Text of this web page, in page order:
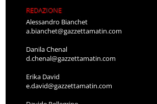
REDAZIONE
Alessandro Bianchet
a.bianchet@gazzettamatin.com
Danila Chenal
d.chenal@gazzettamatin.com
Erika David
e.david@gazzettamatin.com